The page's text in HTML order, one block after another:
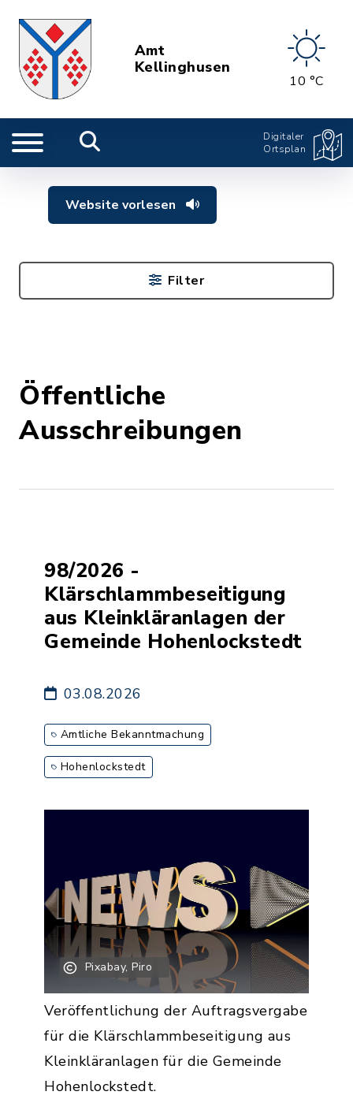
Amt
Kellinghusen
10 °C
Digitaler
Ortsplan
Website vorlesen
Öffentliche
Ausschreibungen
98/2026 -
Klärschlammbeseitigung
aus Kleinkläranlagen der
Gemeinde Hohenlockstedt
03.08.2026
Amtliche Bekanntmachung
Hohenlockstedt
Pixabay, Piro
Veröffentlichung der Auftragsvergabe
für die Klärschlammbeseitigung aus
Kleinkläranlagen für die Gemeinde
Hohenlockstedt.
Filter